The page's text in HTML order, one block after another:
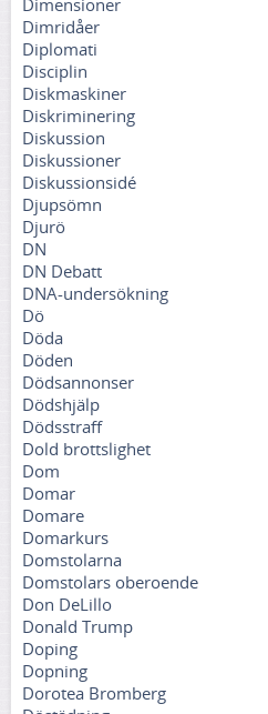
Dimensioner
Dimridåer
Diplomati
Disciplin
Diskmaskiner
Diskriminering
Diskussion
Diskussioner
Diskussionsidé
Djupsömn
Djurö
DN
DN Debatt
DNA-undersökning
Dö
Döda
Döden
Dödsannonser
Dödshjälp
Dödsstraff
Dold brottslighet
Dom
Domar
Domare
Domarkurs
Domstolarna
Domstolars oberoende
Don DeLillo
Donald Trump
Doping
Dopning
Dorotea Bromberg